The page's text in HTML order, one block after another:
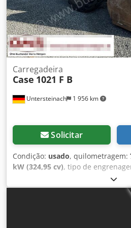
Untersteinach 1 956 km
Carregadeira
Case 1021 F B
Solicitar
Condição: usado, quilometragem:
kW (324,95 cv), tipo de
amarelo
01/2013, Ano de fabrico:2013,
, = Mais opções e